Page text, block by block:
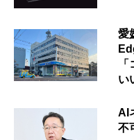
愛
い
AI
不